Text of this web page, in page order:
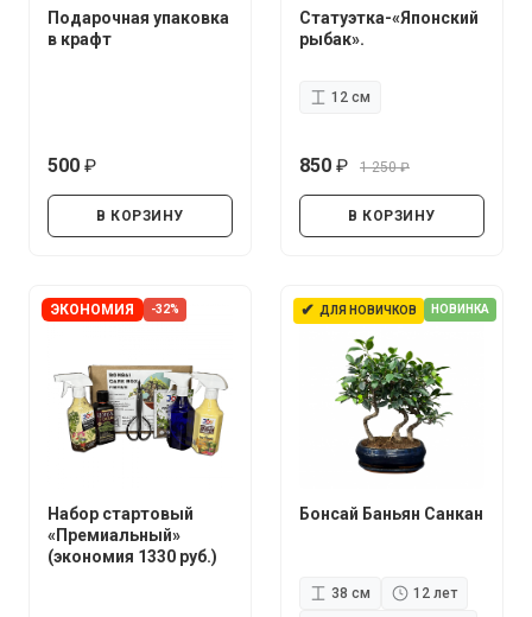
Подарочная упаковка
в крафт
500
В КОРЗИНУ
Статуэтка-«Японский
рыбак».
12 см
850
1 250
В КОРЗИНУ
ЭКОНОМИЯ -32%
Набор стартовый
«Премиальный»
(экономия 1330 руб.)
✔ ДЛЯ НОВИЧКОВ НОВИНКА
Бонсай Баньян Санкан
38 см
12 лет